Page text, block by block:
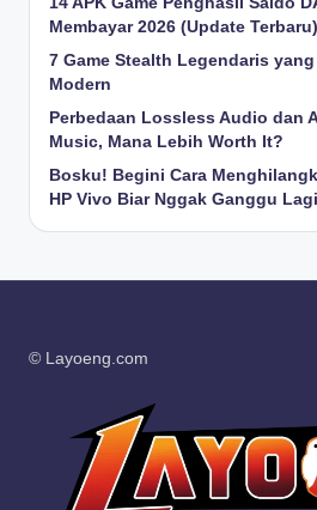
Membayar 2026 (Update Terbaru)
7 Game Stealth Legendaris
Modern
Perbedaan Lossless Audio dan
Music, Mana Lebih Worth It?
Bosku! Begini Cara
HP Vivo Biar Nggak Ganggu
© Layoeng.com